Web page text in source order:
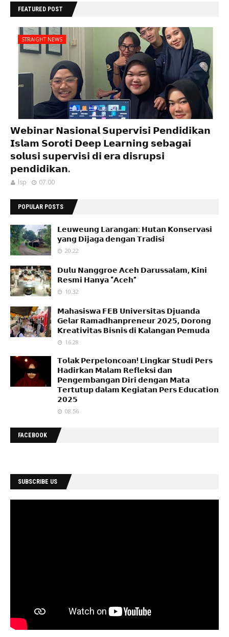
FEATURED POST
STRAIGHT NEWS
𝗪𝗲𝗯𝗶𝗻𝗮𝗿 𝗡𝗮𝘀𝗶𝗼𝗻𝗮𝗹 𝗦𝘂𝗽𝗲𝗿𝘃𝗶𝘀𝗶 𝗣𝗲𝗻𝗱𝗶𝗱𝗶𝗸𝗮𝗻
𝗜𝘀𝗹𝗮𝗺 𝗦𝗼𝗿𝗼𝘁𝗶 𝗗𝗲𝗲𝗽 𝗟𝗲𝗮𝗿𝗻𝗶𝗻𝗴 𝘀𝗲𝗯𝗮𝗴𝗮𝗶
𝘀𝗼𝗹𝘂𝘀𝗶 𝘀𝘂𝗽𝗲𝗿𝘃𝗶𝘀𝗶 𝗱𝗶 𝗲𝗿𝗮 𝗱𝗶𝘀𝗿𝘂𝗽𝘀𝗶
𝗽𝗲𝗻𝗱𝗶𝗱𝗶𝗸𝗮𝗻.
lsp 07.00
POPULAR POSTS
𝗟𝗲𝘂𝘄𝗲𝘂𝗻𝗴 𝗟𝗮𝗿𝗮𝗻𝗴𝗮𝗻: 𝗛𝘂𝘁𝗮𝗻 𝗞𝗼𝗻𝘀𝗲𝗿𝘃𝗮𝘀𝗶
𝘆𝗮𝗻𝗴 𝗗𝗶𝗷𝗮𝗴𝗮 𝗱𝗲𝗻𝗴𝗮𝗻 𝗧𝗿𝗮𝗱𝗶𝘀𝗶
20.22
𝗗𝘂𝗹𝘂 𝗡𝗮𝗻𝗴𝗴𝗿𝗼𝗲 𝗔𝗰𝗲𝗵 𝗗𝗮𝗿𝘂𝘀𝘀𝗮𝗹𝗮𝗺, 𝗞𝗶𝗻𝗶
𝗥𝗲𝘀𝗺𝗶 𝗛𝗮𝗻𝘆𝗮 “𝗔𝗰𝗲𝗵”
10.32
𝗠𝗮𝗵𝗮𝘀𝗶𝘀𝘄𝗮 𝗙𝗘𝗕 𝗨𝗻𝗶𝘃𝗲𝗿𝘀𝗶𝘁𝗮𝘀 𝗗𝗷𝘂𝗮𝗻𝗱𝗮
𝗚𝗲𝗹𝗮𝗿 𝗥𝗮𝗺𝗮𝗱𝗵𝗮𝗻𝗽𝗿𝗲𝗻𝗲𝘂𝗿 𝟮𝟬𝟮𝟱, 𝗗𝗼𝗿𝗼𝗻𝗴
𝗞𝗿𝗲𝗮𝘁𝗶𝘃𝗶𝘁𝗮𝘀 𝗕𝗶𝘀𝗻𝗶𝘀 𝗱𝗶 𝗞𝗮𝗹𝗮𝗻𝗴𝗮𝗻 𝗣𝗲𝗺𝘂𝗱𝗮
16.28
𝗧𝗼𝗹𝗮𝗸 𝗣𝗲𝗿𝗽𝗲𝗹𝗼𝗻𝗰𝗼𝗮𝗻! 𝗟𝗶𝗻𝗴𝗸𝗮𝗿 𝗦𝘁𝘂𝗱𝗶 𝗣𝗲𝗿𝘀
𝗛𝗮𝗱𝗶𝗿𝗸𝗮𝗻 𝗠𝗮𝗹𝗮𝗺 𝗥𝗲𝗳𝗹𝗲𝗸𝘀𝗶 𝗱𝗮𝗻
𝗣𝗲𝗻𝗴𝗲𝗺𝗯𝗮𝗻𝗴𝗮𝗻 𝗗𝗶𝗿𝗶 𝗱𝗲𝗻𝗴𝗮𝗻 𝗠𝗮𝘁𝗮
𝗧𝗲𝗿𝘁𝘂𝘁𝘂𝗽 𝗱𝗮𝗹𝗮𝗺 𝗞𝗲𝗴𝗶𝗮𝘁𝗮𝗻 𝗣𝗲𝗿𝘀 𝗘𝗱𝘂𝗰𝗮𝘁𝗶𝗼𝗻
𝟮𝟬𝟮𝟱
08.56
FACEBOOK
SUBSCRIBE US